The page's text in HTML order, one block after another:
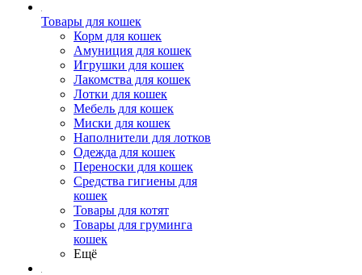
Товары для кошек
Корм для кошек
Амуниция для кошек
Игрушки для кошек
Лакомства для кошек
Лотки для кошек
Мебель для кошек
Миски для кошек
Наполнители для лотков
Одежда для кошек
Переноски для кошек
Средства гигиены для
кошек
Товары для котят
Товары для груминга
кошек
Ещё